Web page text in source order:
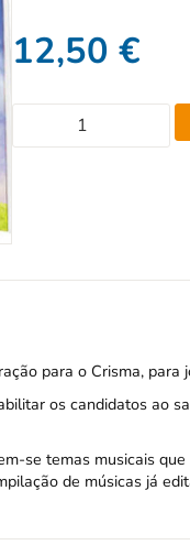
12,50€
para o Crisma, para
os candidatos ao
se temas musicais
de músicas já